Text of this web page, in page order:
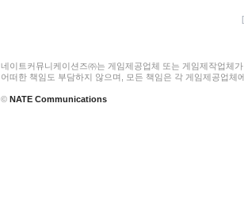
네이트커뮤니케이션즈㈜는 게임제공업체 또는 게임제작업체
어떠한 책임도 부담하지 않으며, 모든 책임은 각 게임제공업체
© NATE Communications